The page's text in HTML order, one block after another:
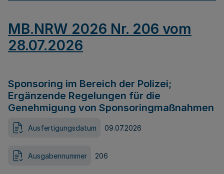
MB.NRW 2026 Nr. 206 vom
28.07.2026
Sponsoring im Bereich der Polizei;
Ergänzende Regelungen für die
Genehmigung von Sponsoringmaßnahmen
Ausfertigungsdatum 09.07.2026
Ausgabennummer 206